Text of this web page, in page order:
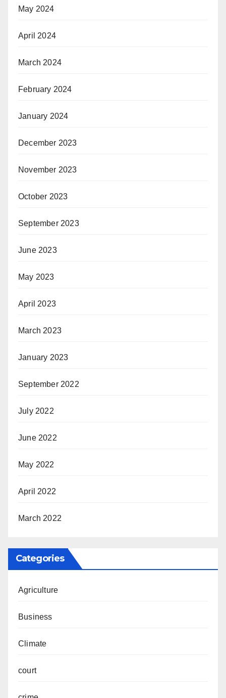
May 2024
April 2024
March 2024
February 2024
January 2024
December 2023
November 2023
October 2023
September 2023
June 2023
May 2023
April 2023
March 2023
January 2023
September 2022
July 2022
June 2022
May 2022
April 2022
March 2022
Categories
Agriculture
Business
Climate
court